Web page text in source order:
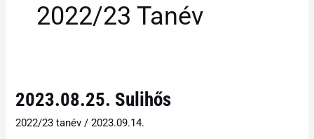
2022/23 Tanév
2023.08.25. Sulihős
2022/23 tanév /2023.09.14.
2023.08.25.
Sulihős